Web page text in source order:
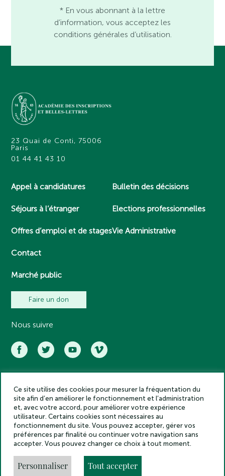
* En vous abonnant à la lettre
d’information, vous acceptez les
conditions générales d’utilisation.
23 Quai de Conti, 75006
Paris
01 44 41 43 10
Appel à candidatures
Séjours à l’étranger
Offres d’emploi et de stages
Contact
Marché public
Bulletin des décisions
Elections professionnelles
Vie Administrative
Faire un don
Nous suivre
Académie des inscriptions et belles lettres – Tous droits réservés
2025
Politique de confidentialité
Mentions légales
Crédits
Gestion des cookies
Made by
Ce site utilise des cookies pour mesurer la fréquentation du
site afin d’en améliorer le fonctionnement et l’administration
et, avec votre accord, pour améliorer votre expérience
utilisateur. Certains cookies sont nécessaires au
fonctionnement du site. Vous pouvez accepter, gérer vos
préférences par finalité ou continuer votre navigation sans
accepter. Vous pouvez changer ce choix à tout moment.
Personnaliser Tout accepter